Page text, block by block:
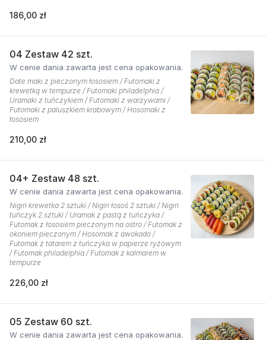
186,00 zł
04 Zestaw 42 szt.
W cenie dania zawarta jest cena opakowania.
Date maki z pieczonym łososiem / Futomaki z
krewetką w tempurze / Futomaki philadelphia /
Uramaki z tuńczykiem / Futomaki z warzywami /
Futomaki z paluszkiem krabowym / Hosomaki z
łososiem
210,00 zł
04+ Zestaw 48 szt.
W cenie dania zawarta jest cena opakowania.
Nigiri krewetka 2 sztuki / Nigiri łosoś 2 sztuki / Nigiri
tuńczyk 2 sztuki / Uramak z pastą z tuńczyka /
Futomak z łososiem pieczonym na ostro / Futomak z
okoniem pieczonym / Hosomak z awokado /
Futomak z tatarem z tuńczyka w papierze ryżowym
/ Futomak philadelphia / Futomak z kalmarem w
tempurze
226,00 zł
05 Zestaw 60 szt.
W cenie dania zawarta jest cena opakowania.